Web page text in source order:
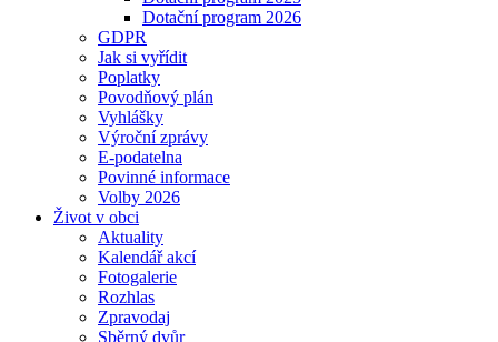
Dotační program 2026
GDPR
Jak si vyřídit
Poplatky
Povodňový plán
Vyhlášky
Výroční zprávy
E-podatelna
Povinné informace
Volby 2026
Život v obci
Aktuality
Kalendář akcí
Fotogalerie
Rozhlas
Zpravodaj
Sběrný dvůr